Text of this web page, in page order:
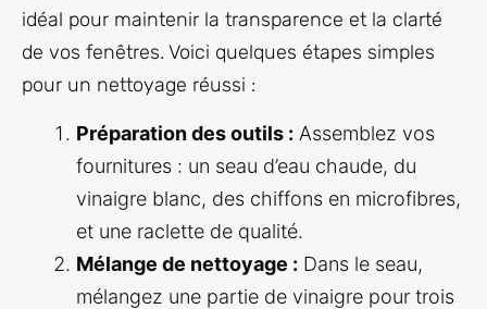
idéal pour maintenir la transparence et la clarté
de vos fenêtres. Voici quelques étapes simples
pour un nettoyage réussi :
Préparation des outils : Assemblez vos
fournitures : un seau d’eau chaude, du
vinaigre blanc, des chiffons en microfibres,
et une raclette de qualité.
Mélange de nettoyage : Dans le seau,
mélangez une partie de vinaigre pour trois